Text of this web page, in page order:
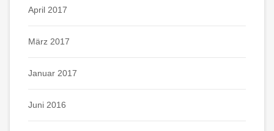
April 2017
März 2017
Januar 2017
Juni 2016